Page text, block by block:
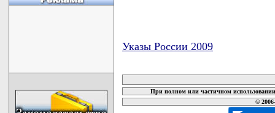
Указы России 2009
При полном или частичном
©